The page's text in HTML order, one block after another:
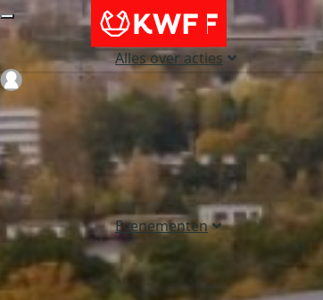
Alles over acties
Evenementen
Login